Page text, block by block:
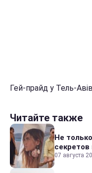
Гей-прайд у Тель-
Читайте также
Не
07 августа